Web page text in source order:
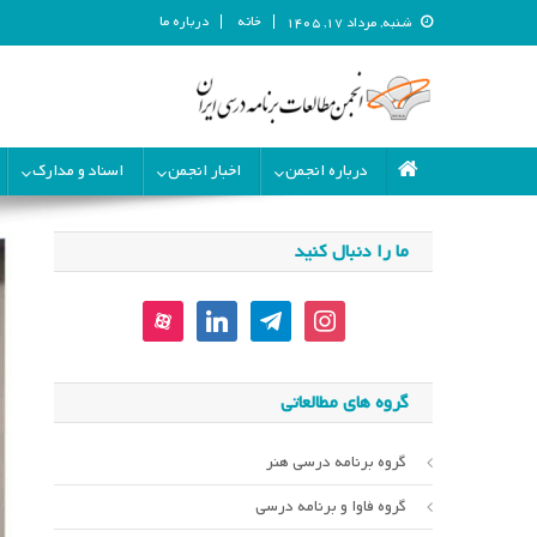
شنبه, مرداد ۱۷, ۱۴۰۵ خانه درباره ما
انجمن مطالعات برنامه درسی
درباره انجمن
اخبار انجمن اسناد و مدارک
ما را دنبال کنید
instagram
telegram
linkedin
aparat
گروه های مطالعاتی
گروه برنامه درسی هنر
گروه فاوا و برنامه درسی